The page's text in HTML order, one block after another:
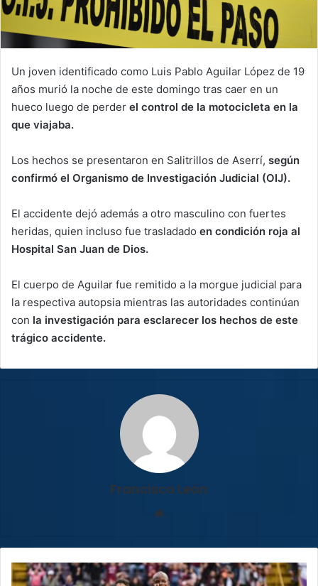
Un joven identificado como Luis Pablo Aguilar López de 19
años murió la noche de este domingo tras caer en un
hueco luego de perder el control de la motocicleta en la
que viajaba.
Los hechos se presentaron en Salitrillos de Aserrí, según
confirmó el Organismo de Investigación Judicial (OIJ).
El accidente dejó además a otro masculino con fuertes
heridas, quien incluso fue trasladado en condición roja al
Hospital San Juan de Dios.
El cuerpo de Aguilar fue remitido a la morgue judicial para
la respectiva autopsia mientras las autoridades continúan
con la investigación para esclarecer los hechos de este
trágico accidente.
Francisco León
¡Goleada
en